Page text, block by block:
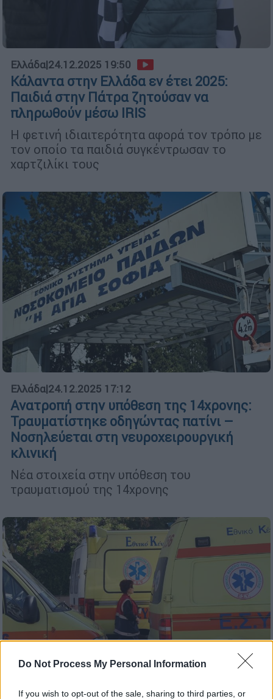
Do Not Process My Personal Information
If you wish to opt-out of the sale, sharing to third parties, or
Ελλάδα|24.12.2025 19:50
Κάλαντα στην Ελλάδα εν έτει 2025:
Παιδιά στην Πάτρα ζητούσαν να
πληρωθούν μέσω IRIS
Η φετινή ιδιαιτερότητα αφορά τον τρόπο με
τον οποίο τα παιδιά συγκέντρωσαν το
χαρτζιλίκι τους
Ελλάδα|24.12.2025 17:12
Ανατροπή στην υπόθεση της 14χρονης:
Τραυματίστηκε οδηγώντας πατίνι –
Νοσηλεύεται στη νευροχειρουργική
κλινική
Νέα στοιχεία στην υπόθεση του
τραυματισμού της 14χρονης